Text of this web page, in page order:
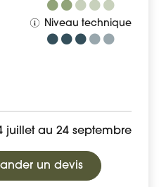
Niveau technique
juillet au 24 septembre
un devis